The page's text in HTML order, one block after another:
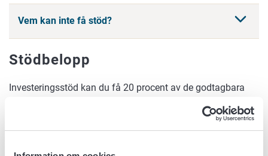
Vem kan inte få stöd?
Stödbelopp
Investeringsstöd kan du få 20 procent av de godtagbara
anläggning, 30 procent av de godtagbara kostnaderna för
att grunda en ny anläggning eller 50 procent av de